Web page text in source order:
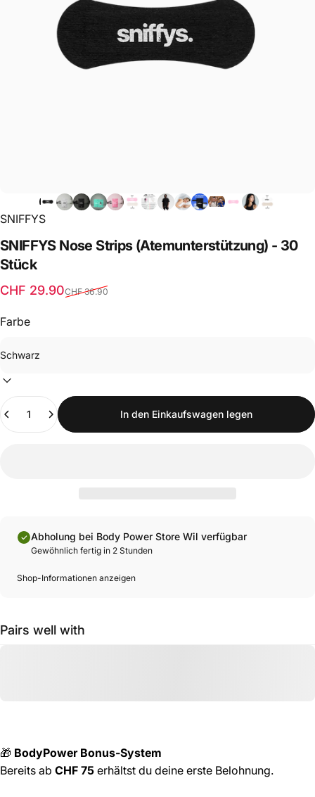
SNIFFYS
SNIFFYS Nose Strips (Atemunterstützung) - 30
Stück
Verkaufspreis
CHF 29.90
Normaler PreisCHF 36.90
Farbe
Anzahl
In den Einkaufswagen legen
Abholung bei Body Power Store Wil verfügbar
Gewöhnlich fertig in 2 Stunden
Shop-Informationen anzeigen
Pairs well with
🎁 BodyPower Bonus-System
Bereits ab CHF 75 erhältst du deine erste Belohnung.